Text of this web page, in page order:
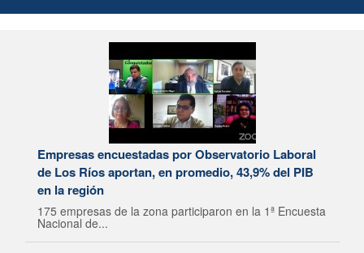
Empresas encuestadas por Observatorio Laboral
de Los Ríos aportan, en promedio, 43,9% del PIB
en la región
175 empresas de la zona participaron en la 1ª Encuesta
Nacional de...